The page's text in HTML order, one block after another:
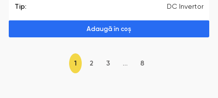
Tip: DC Invertor
Adaugă în coș
1 2 3 … 8